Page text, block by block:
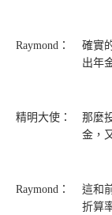
Raymond：
確實
出年
精明大使：
那麼
金，
Raymond：
這和
折算